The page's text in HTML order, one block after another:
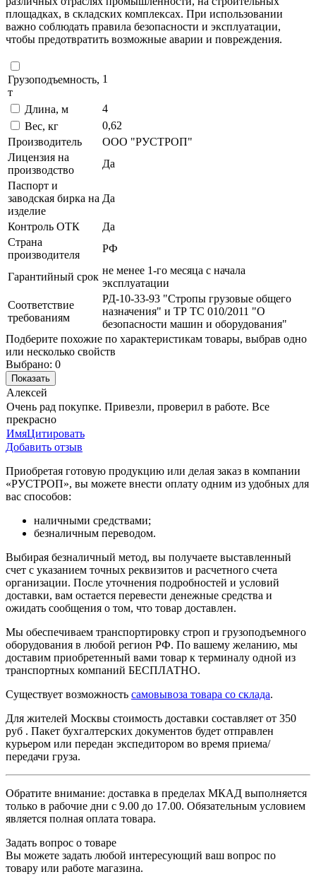
площадках, в складских комплексах. При использовании
важно соблюдать правила безопасности и эксплуатации,
чтобы предотвратить возможные аварии и повреждения.
Грузоподъемность,
т
1
Длина, м
4
Вес, кг
0,62
Производитель
ООО "РУСТРОП"
Лицензия на
производство
Да
Паспорт и
заводская бирка на
изделие
Да
Контроль ОТК
Да
Страна
производителя
РФ
Гарантийный срок
не менее 1-го месяца с начала
эксплуатации
Соответствие
требованиям
РД-10-33-93 "Стропы грузовые общего
назначения" и ТР ТС 010/2011 "О
безопасности машин и оборудования"
Подберите похожие по характеристикам товары, выбрав одно
или несколько свойств
Выбрано: 0
Показать
Алексей
Очень рад покупке. Привезли, проверил в работе. Все
прекрасно
ИмяЦитировать
Добавить отзыв
Приобретая готовую продукцию или делая заказ в компании
«РУСТРОП», вы можете внести оплату одним из удобных для
вас способов:
наличными средствами;
безналичным переводом.
Выбирая безналичный метод, вы получаете выставленный
счет с указанием точных реквизитов и расчетного счета
организации. После уточнения подробностей и условий
доставки, вам остается перевести денежные средства и
ожидать сообщения о том, что товар доставлен.
Мы обеспечиваем транспортировку строп и грузоподъемного
оборудования в любой регион РФ. По вашему желанию, мы
доставим приобретенный вами товар к терминалу одной из
транспортных компаний БЕСПЛАТНО.
Существует возможность самовывоза товара со склада.
Для жителей Москвы стоимость доставки составляет от 350
руб . Пакет бухгалтерских документов будет отправлен
курьером или передан экспедитором во время приема/
передачи груза.
Обратите внимание: доставка в пределах МКАД выполняется
только в рабочие дни с 9.00 до 17.00. Обязательным условием
является полная оплата товара.
Задать вопрос о товаре
Вы можете задать любой интересующий ваш вопрос по
товару или работе магазина.